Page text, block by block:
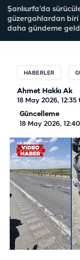
Şanlıurfa’da
güzergahlardan biri
daha gündeme
HABERLER
Ahmet Hakkı Ak
18 May 2026, 12:35
Güncelleme
18 May 2026, 12:40